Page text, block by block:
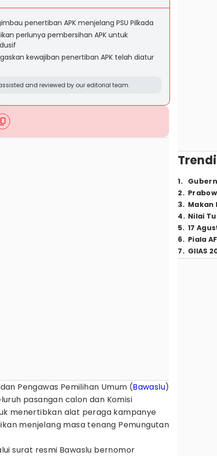
penertiban APK menjelang PSU Pilkada
perlunya pembersihan APK untuk
kewajiban penertiban APK telah diatur
and reviewed by our editorial team.
Pengawas Pemilihan Umum (Bawaslu)
pasangan calon dan Komisi
menertibkan alat peraga kampanye
menjelang masa tenang Pemungutan
surat resmi Bawaslu bernomor
1.
2.
3. Makan
4. Nilai
5. 17
6. Piala
7. GIIAS